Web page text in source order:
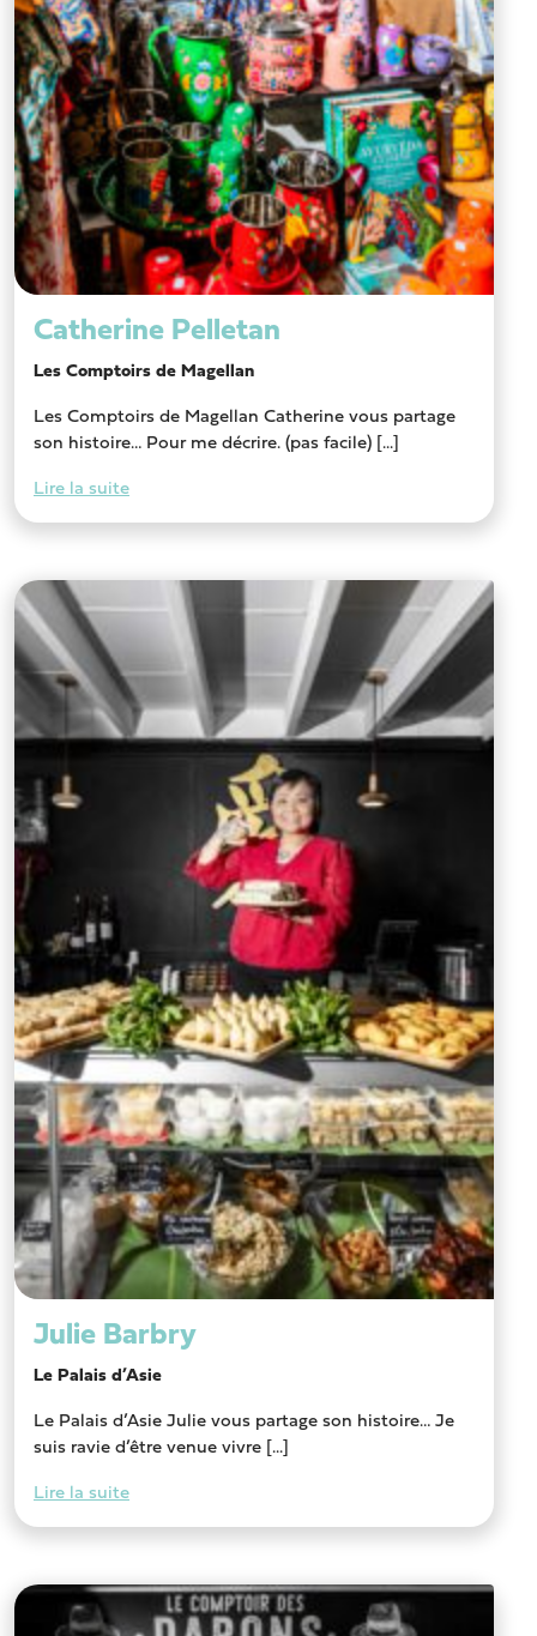
Catherine Pelletan
Les Comptoirs de Magellan
Les Comptoirs de Magellan Catherine vous partage
son histoire… Pour me décrire. (pas facile) [...]
Lire la suite
Julie Barbry
Le Palais d’Asie
Le Palais d’Asie Julie vous partage son histoire… Je
suis ravie d’être venue vivre [...]
Lire la suite